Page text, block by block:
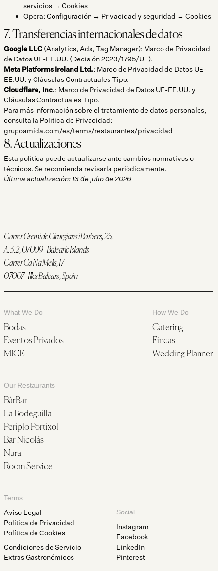
servicios → Cookies
Opera: Configuración → Privacidad y seguridad → Cookies
7. Transferencias internacionales de datos
Google LLC (Analytics, Ads, Tag Manager): Marco de Privacidad
de Datos UE-EE.UU. (Decisión 2023/1795/UE).
Meta Platforms Ireland Ltd.: Marco de Privacidad de Datos UE-
EE.UU. y Cláusulas Contractuales Tipo.
Cloudflare, Inc.: Marco de Privacidad de Datos UE-EE.UU. y
Cláusulas Contractuales Tipo.
Para más información sobre el tratamiento de datos personales,
consulta la Política de Privacidad:
grupoamida.com/es/terms/restaurantes/privacidad
8. Actualizaciones
Esta política puede actualizarse ante cambios normativos o
técnicos. Se recomienda revisarla periódicamente.
Última actualización: 13 de julio de 2026
Carrer Gremi de Cirurgians i Barbers, 25,
A.3.2, 07009 - Balearic Islands
Carrer Ca Na Melis, 17
07007 - Illes Balears, Spain
What We Do
Bodas
Eventos Privados
MICE
How We Do
Catering
Fincas
Wedding Planner
Our Restaurants
BàrBar
La Bodeguilla
Periplo Portixol
Bar Nicolás
Nura
Room Service
Social
Instagram
Facebook
LinkedIn
Pinterest
Terms
Aviso Legal
Política de Privacidad
Política de Cookies
Condiciones de Servicio
Extras Gastronómicos